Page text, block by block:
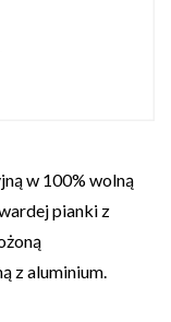
w 100% wolną
pianki z
z aluminium.